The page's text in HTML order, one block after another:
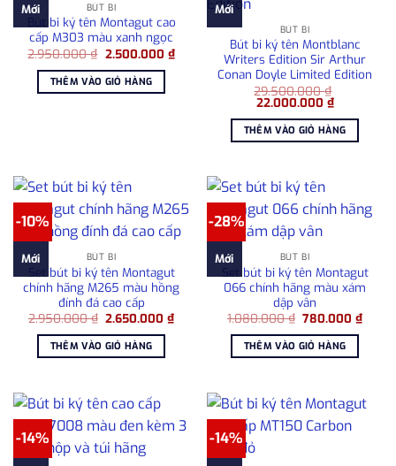
Mới BÚT BI
Bút bi ký tên Montagut cao
cấp M303 màu xanh ngọc
2.950.000₫ Giá
là:
2.950.000 ₫.
2.500.000 ₫Giá
hiện
THÊM VÀO GIỎ HÀNG
Mới
BÚT BI
Bút bi ký tên Montblanc
Writers Edition Sir Arthur
Conan Doyle Limited Edition
29.500.000₫
Giá
là:
29.500.000 ₫.
22.000.000 ₫Giá
hiện
tại
là:
THÊM VÀO GIỎ HÀNG
-10%
Mới BÚT BI
Set bút bi ký tên Montagut
chính hãng M265 màu hồng
đính đá cao cấp
2.950.000₫ Giá
là:
2.950.000 ₫.
2.650.000₫Giá
hiện
2.650.000 ₫.
THÊM VÀO GIỎ HÀNG
-28%
Mới BÚT BI
Set bút bi ký tên Montagut
066 chính hãng màu xám
dập vân
1.080.000₫ Giá
là:
1.080.000 ₫.
780.000₫Giá
hiện
THÊM VÀO GIỎ HÀNG
-14% -14%